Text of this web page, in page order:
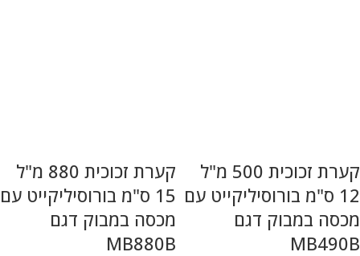
קערת זכוכית 500 מ"ל
12 ס"מ בורוסיליקייט עם
מכסה במבוק דגם
MB490B
קערת זכוכית 880 מ"ל
15 ס"מ בורוסיליקייט עם
מכסה במבוק דגם
MB880B